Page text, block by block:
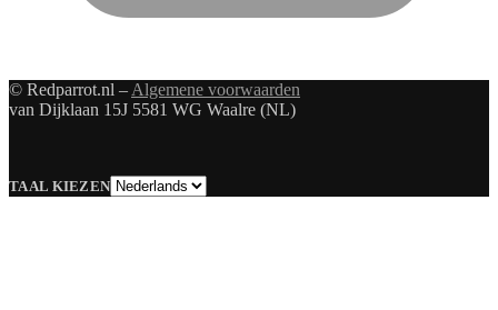
© Redparrot.nl – Algemene voorwaarden
van Dijklaan 15J 5581 WG Waalre (NL)
TAAL KIEZENTaal